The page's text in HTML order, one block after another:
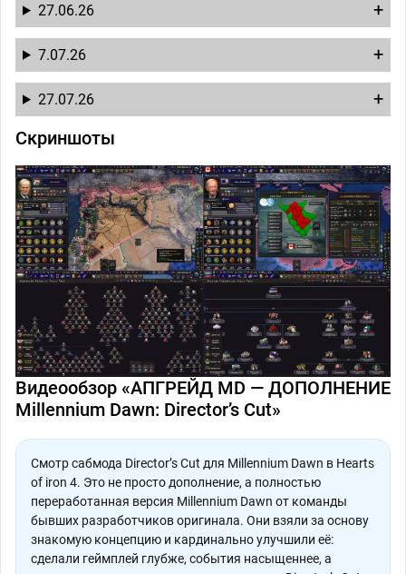
27.06.26
7.07.26
27.07.26
Скриншоты
Видеообзор «АПГРЕЙД MD — ДОПОЛНЕНИЕ
Millennium Dawn: Director’s Cut»
Смотр сабмода Director’s Cut для Millennium Dawn в Hearts
of iron 4. Это не просто дополнение, а полностью
переработанная версия Millennium Dawn от команды
бывших разработчиков оригинала. Они взяли за основу
знакомую концепцию и кардинально улучшили её:
сделали геймплей глубже, события насыщеннее, а